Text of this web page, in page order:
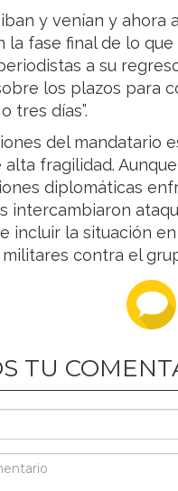
iban y venían y
la fase final de lo
a su
los plazos para
tres días”.
del mandatario
alta fragilidad.
diplomáticas
intercambiaron
incluir la situación
contra el
TU